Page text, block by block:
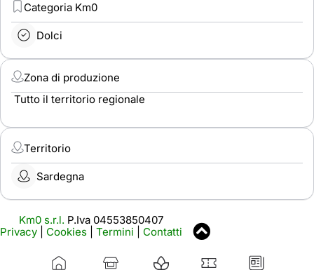
Categoria Km0
Dolci
Zona di produzione
Tutto il territorio regionale
Territorio
Sardegna
Km0 s.r.l. P.Iva 04553850407
Privacy
Cookies Termini Contatti